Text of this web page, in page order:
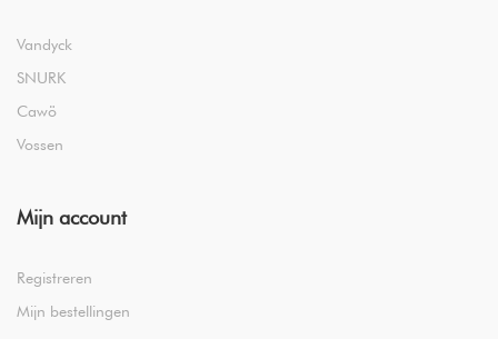
Vandyck
SNURK
Cawö
Vossen
Mijn account
Registreren
Mijn bestellingen